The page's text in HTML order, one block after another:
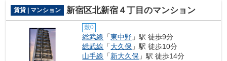
賃貸 | マンション 新宿区北新宿４丁目のマンション
敷0
総武線 「東中野 」駅 徒歩9分
総武線 「大久保 」駅 徒歩10分
山手線 「新大久保 」駅 徒歩14分